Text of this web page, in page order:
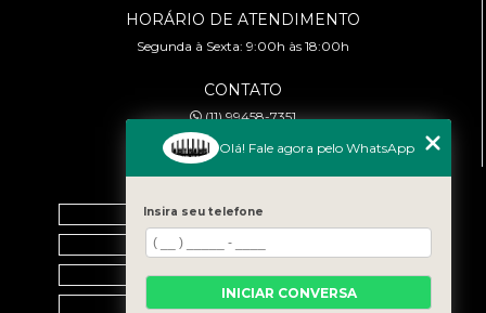
HORÁRIO DE ATENDIMENTO
Segunda à Sexta: 9:00h às 18:00h
CONTATO
(11) 99458-7351
cursoabtrans@gmail.com
Home
Empresa
Galeria
Contato
Olá! Fale agora pelo WhatsApp
Insira seu telefone
INICIAR CONVERSA